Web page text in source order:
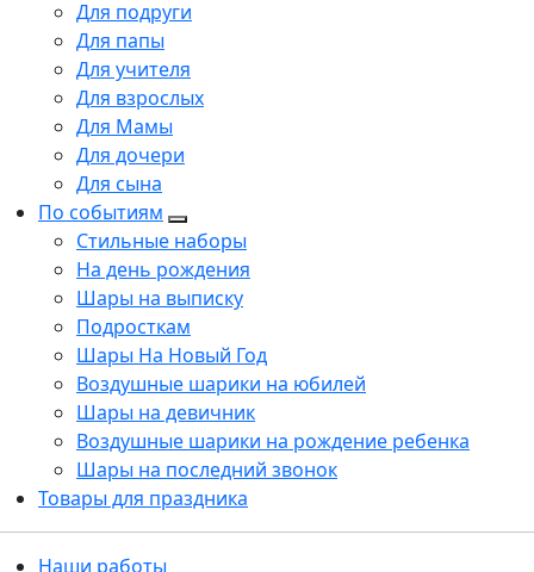
Для подруги
Для папы
Для учителя
Для взрослых
Для Мамы
Для дочери
Для сына
По событиям
Стильные наборы
На день рождения
Шары на выписку
Подросткам
Шары На Новый Год
Воздушные шарики на юбилей
Шары на девичник
Воздушные шарики на рождение ребенка
Шары на последний звонок
Товары для праздника
Наши работы